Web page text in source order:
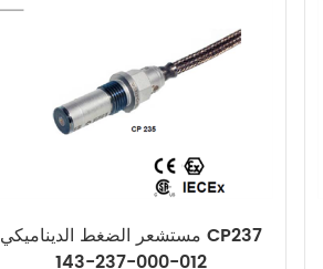
مستشعر الضغط الديناميكي CP237
143-237-000-012